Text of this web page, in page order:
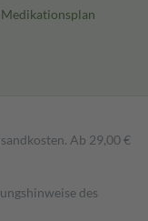
Ab 29,00 €
des